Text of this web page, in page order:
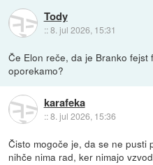
Tody
::8. jul 2026, 15:31
Če Elon reče, da je Branko fejst
oporekamo?
karafeka
::8. jul 2026, 15:36
Čisto mogoče je, da se ne pusti
nihče nima rad, ker nimajo